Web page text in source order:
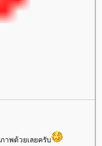
าพด้วยเลยครับ